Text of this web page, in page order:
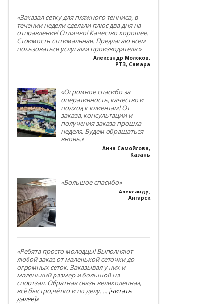
«Заказал сетку для пляжного тенниса, в
течении недели сделали плюс два дня на
отправление! Отлично! Качество хорошее.
Стоимость оптимальная. Предлагаю всем
пользоваться услугами производителя.»
Александр Молоков,
РТЗ, Самара
«Огромное спасибо за
оперативность, качество и
подход к клиентам! От
заказа, консультации и
получения заказа прошла
неделя. Будем обращаться
вновь.»
Анна Самойлова,
Казань
«Большое спасибо»
Александр,
Ангарск
«Ребята просто молодцы! Выполняют
любой заказ от маленькой сеточки до
огромных сеток. Заказывал у них и
маленький размер и большой на
спортзал. Обратная связь великолепная,
всё быстро,чётко и по делу. ... [читать
далее]»